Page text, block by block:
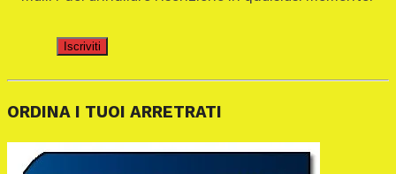
Iscriviti
ORDINA I TUOI ARRETRATI